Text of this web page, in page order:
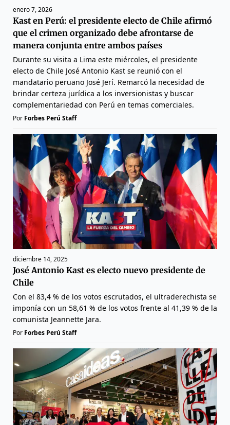
enero 7, 2026
Kast en Perú: el presidente electo de Chile afirmó
que el crimen organizado debe afrontarse de
manera conjunta entre ambos países
Durante su visita a Lima este miércoles, el presidente
electo de Chile José Antonio Kast se reunió con el
mandatario peruano José Jerí. Remarcó la necesidad de
brindar certeza jurídica a los inversionistas y buscar
complementariedad con Perú en temas comerciales.
Por Forbes Perú Staff
diciembre 14, 2025
José Antonio Kast es electo nuevo presidente de
Chile
Con el 83,4 % de los votos escrutados, el ultraderechista se
imponía con un 58,61 % de los votos frente al 41,39 % de la
comunista Jeannette Jara.
Por Forbes Perú Staff